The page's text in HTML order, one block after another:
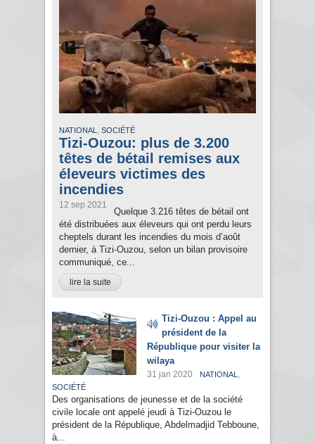
NATIONAL , SOCIÉTÉ
Tizi-Ouzou: plus de 3.200
têtes de bétail remises aux
éleveurs victimes des
incendies
12 sep 2021
Quelque 3.216 têtes de bétail ont
été distribuées aux éleveurs qui ont perdu leurs
cheptels durant les incendies du mois d’août
dernier, à Tizi-Ouzou, selon un bilan provisoire
communiqué, ce...
lire la suite
Tizi-Ouzou : Appel au
président de la
République pour visiter la
wilaya
31 jan 2020 NATIONAL ,
SOCIÉTÉ
Des organisations de jeunesse et de la société
civile locale ont appelé jeudi à Tizi-Ouzou le
président de la République, Abdelmadjid Tebboune,
à...